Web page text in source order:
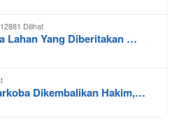
12881 Dilihat
Lahan Yang Diberitakan …
Dikembalikan Hakim,…